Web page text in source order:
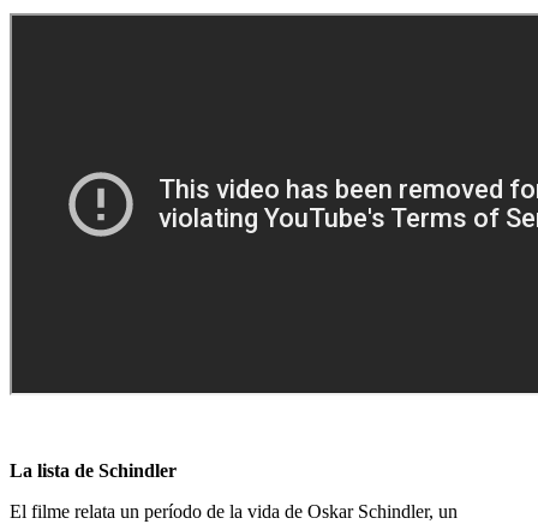
La lista de Schindler
El filme relata un período de la vida de Oskar Schindler, un